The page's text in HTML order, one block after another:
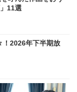
11選
！2026年下半期放